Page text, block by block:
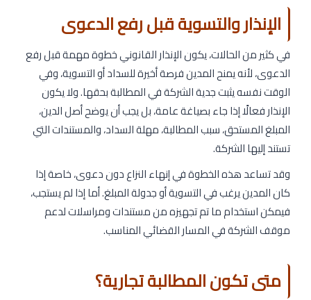
الإنذار والتسوية قبل رفع الدعوى
في كثير من الحالات، يكون الإنذار القانوني خطوة مهمة قبل رفع
الدعوى، لأنه يمنح المدين فرصة أخيرة للسداد أو التسوية، وفي
الوقت نفسه يثبت جدية الشركة في المطالبة بحقها. ولا يكون
الإنذار فعالًا إذا جاء بصياغة عامة، بل يجب أن يوضح أصل الدين،
المبلغ المستحق، سبب المطالبة، مهلة السداد، والمستندات التي
تستند إليها الشركة.
وقد تساعد هذه الخطوة في إنهاء النزاع دون دعوى، خاصة إذا
كان المدين يرغب في التسوية أو جدولة المبلغ. أما إذا لم يستجب،
فيمكن استخدام ما تم تجهيزه من مستندات ومراسلات لدعم
موقف الشركة في المسار القضائي المناسب.
متى تكون المطالبة تجارية؟